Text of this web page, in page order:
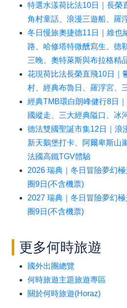
特選水漾荷比法10日｜長榮
角村童話、浪漫三遊船、羅
冬日慢旅奧捷德11日｜維也
路、哈修塔特微醺寫生、德
三晚、奧特萊斯與布拉格精
花現荷比法長榮直飛10日｜
村、經典布魯日、羅浮宮、
經典TMB環白朗峰健行8日
國縱走、三大經典隘口、冰
德法雙國聖誕市集12日｜浪
新天鵝堡打卡、阿爾卑斯山
法國高鐵TGV體驗
2026 瑞典｜冬日冒險夢幻
圈9日(不含機票)
2027 瑞典｜冬日冒險夢幻
圈9日(不含機票)
更多何時旅遊
國外出團總覽
何時旅遊主題旅遊專區
關於何時旅遊(Horaz)